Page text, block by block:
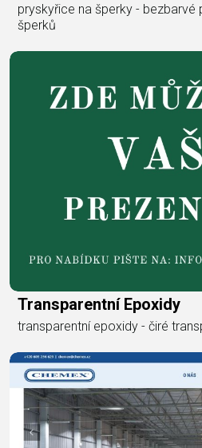
pryskyřice na šperky - bezbarvé
šperků
Transparentní Epoxidy
transparentní epoxidy - čiré